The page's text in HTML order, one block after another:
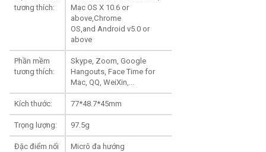
tương thích:
Mac OS X 10.6 or
above,Chrome
OS,and Android v5.0 or
above
Phần mềm
tương thích:
Skype, Zoom, Google
Hangouts, Face Time for
Mac, QQ, WeiXin,…
Kích thước: 77*48.7*45mm
Trọng lượng: 97.5g
Đặc điểm nổi
Micrô đa hướng